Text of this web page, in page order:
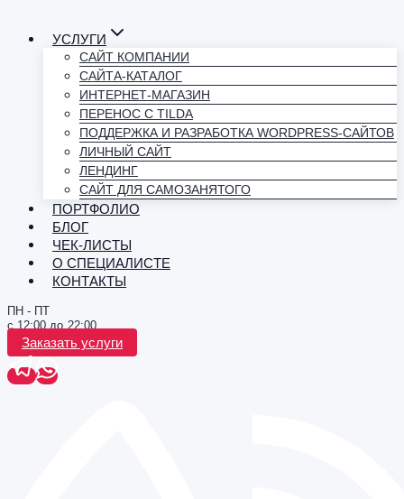
УСЛУГИ
САЙТ КОМПАНИИ
САЙТА-КАТАЛОГ
ИНТЕРНЕТ-МАГАЗИН
ПЕРЕНОС С TILDA
ПОДДЕРЖКА И РАЗРАБОТКА WORDPRESS-САЙТОВ
ЛИЧНЫЙ САЙТ
ЛЕНДИНГ
САЙТ ДЛЯ САМОЗАНЯТОГО
ПОРТФОЛИО
БЛОГ
ЧЕК-ЛИСТЫ
О СПЕЦИАЛИСТЕ
КОНТАКТЫ
ПН - ПТ
с 12:00 до 22:00
Заказать услуги